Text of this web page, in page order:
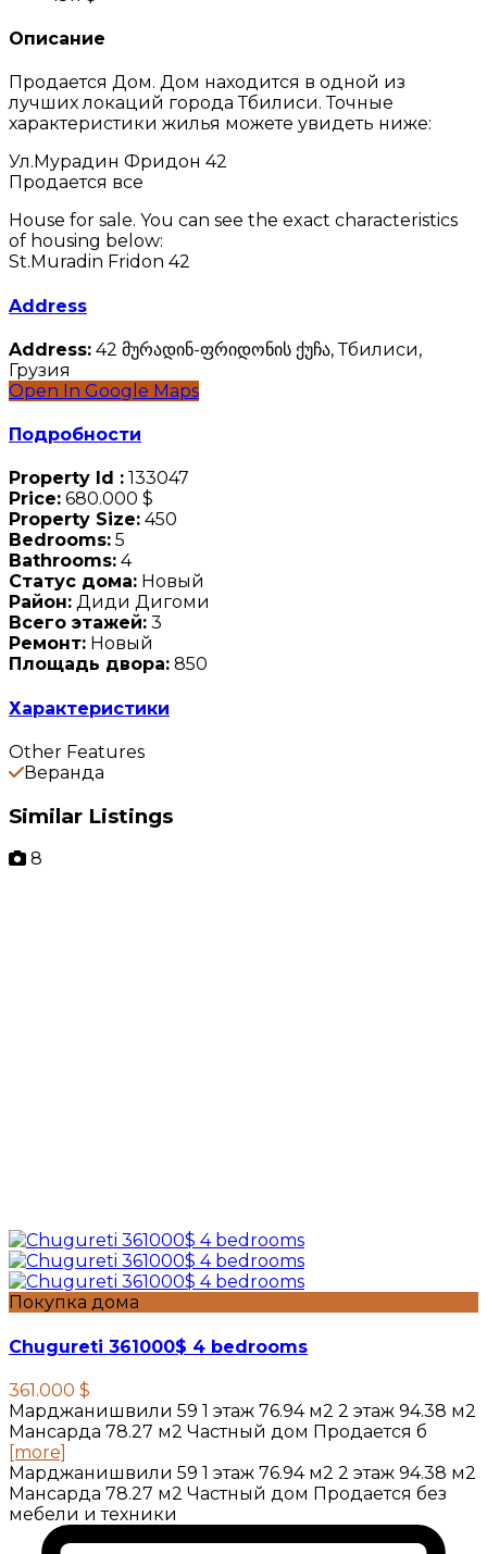
Описание
Продается Дом. Дом находится в одной из
лучших локаций города Тбилиси. Точные
характеристики жилья можете увидеть ниже:
Ул.Мурадин Фридон 42
Продается все
House for sale. You can see the exact characteristics
of housing below:
St.Muradin Fridon 42
Address
Address: 42 მურადინ-ფრიდონის ქუჩა, Тбилиси,
Грузия
Open In Google Maps
Подробности
Property Id : 133047
Price: 680.000 $
Property Size: 450
Bedrooms: 5
Bathrooms: 4
Статус дома: Новый
Район: Диди Дигоми
Всего этажей: 3
Ремонт: Новый
Площадь двора: 850
Характеристики
Other Features
Веранда
Similar Listings
8
Покупка дома
Chugureti 361000$ 4 bedrooms
361.000 $
Марджанишвили 59 1 этаж 76.94 м2 2 этаж 94.38 м2
Мансарда 78.27 м2 Частный дом Продается б
[more]
Марджанишвили 59 1 этаж 76.94 м2 2 этаж 94.38 м2
Мансарда 78.27 м2 Частный дом Продается без
мебели и техники